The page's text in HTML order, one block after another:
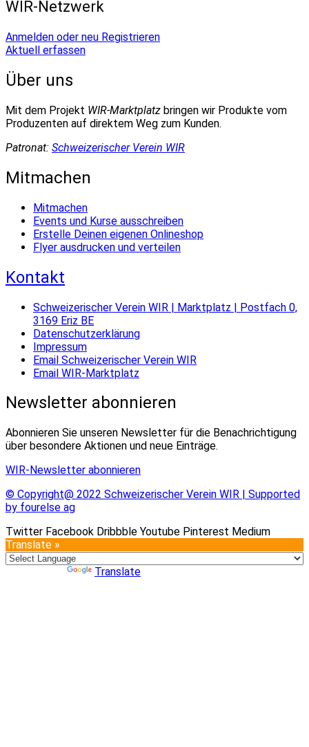
WIR-Netzwerk
Anmelden oder neu Registrieren
Aktuell erfassen
Über uns
Mit dem Projekt WIR-Marktplatz bringen wir Produkte vom
Produzenten auf direktem Weg zum Kunden.
Patronat: Schweizerischer Verein WIR
Mitmachen
Mitmachen
Events und Kurse ausschreiben
Erstelle Deinen eigenen Onlineshop
Flyer ausdrucken und verteilen
Kontakt
Schweizerischer Verein WIR | Marktplatz | Postfach 0,
3169 Eriz BE
Datenschutzerklärung
Impressum
Email Schweizerischer Verein WIR
Email WIR-Marktplatz
Newsletter abonnieren
Abonnieren Sie unseren Newsletter für die Benachrichtigung
über besondere Aktionen und neue Einträge.
WIR-Newsletter abonnieren
© Copyright@ 2022 Schweizerischer Verein WIR | Supported
by fourelse ag
Twitter Facebook Dribbble Youtube Pinterest Medium
Translate »
Translate